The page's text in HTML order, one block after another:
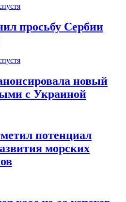
просьбу Сербии
новый
с Украиной
потенциал
морских